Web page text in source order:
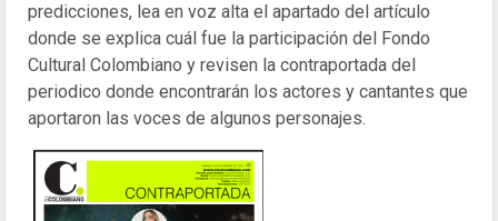
predicciones, lea en voz alta el apartado del artículo
donde se explica cuál fue la participación del Fondo
Cultural Colombiano y revisen la contraportada del
periodico donde encontrarán los actores y cantantes que
aportaron las voces de algunos personajes.